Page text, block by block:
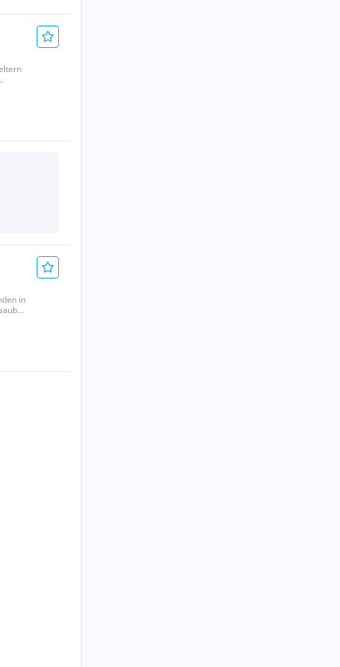
in